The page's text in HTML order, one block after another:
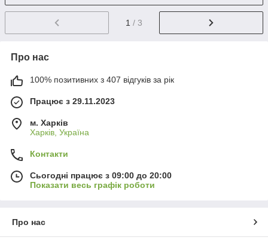
1 / 3
Про нас
100% позитивних з 407 відгуків за рік
Працює з 29.11.2023
м. Харків
Харків, Україна
Контакти
Сьогодні працює з 09:00 до 20:00
Показати весь графік роботи
Про нас